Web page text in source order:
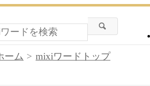
ーム
mixiワードトップ